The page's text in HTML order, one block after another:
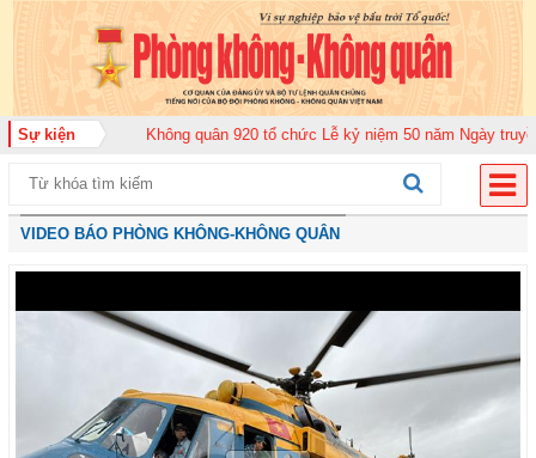
Sự kiện
đoàn Không quân 920 tổ chức Lễ kỷ niệm 50 năm Ngày truyền thống (12-
VIDEO BÁO PHÒNG KHÔNG-KHÔNG QUÂN